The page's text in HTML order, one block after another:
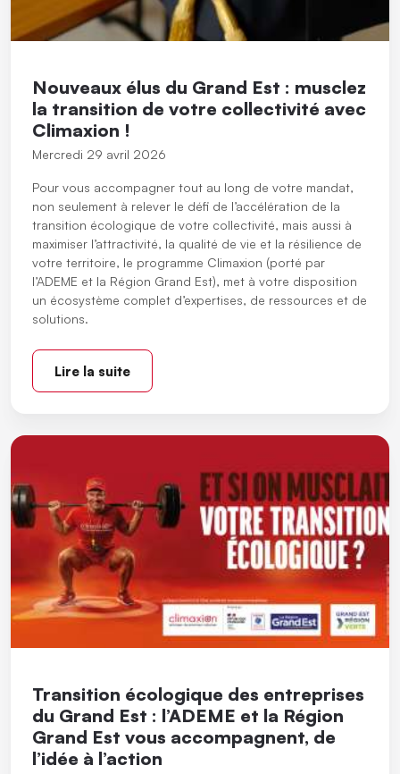
Nouveaux élus du Grand Est : musclez
la transition de votre collectivité avec
Climaxion !
Mercredi 29 avril 2026
Pour vous accompagner tout au long de votre mandat,
non seulement à relever le défi de l’accélération de la
transition écologique de votre collectivité, mais aussi à
maximiser l’attractivité, la qualité de vie et la résilience de
votre territoire, le programme Climaxion (porté par
l’ADEME et la Région Grand Est), met à votre disposition
un écosystème complet d’expertises, de ressources et de
solutions.
Lire la suite
Transition écologique des entreprises
du Grand Est : l’ADEME et la Région
Grand Est vous accompagnent, de
l’idée à l’action